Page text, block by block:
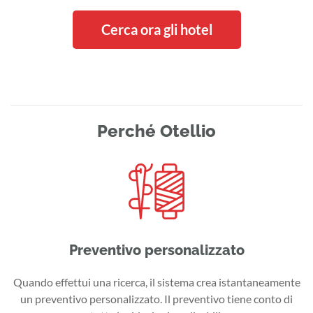
Cerca ora gli hotel
Perché Otellio
Preventivo personalizzato
Quando effettui una ricerca, il sistema crea istantaneamente
un preventivo personalizzato. Il preventivo tiene conto di